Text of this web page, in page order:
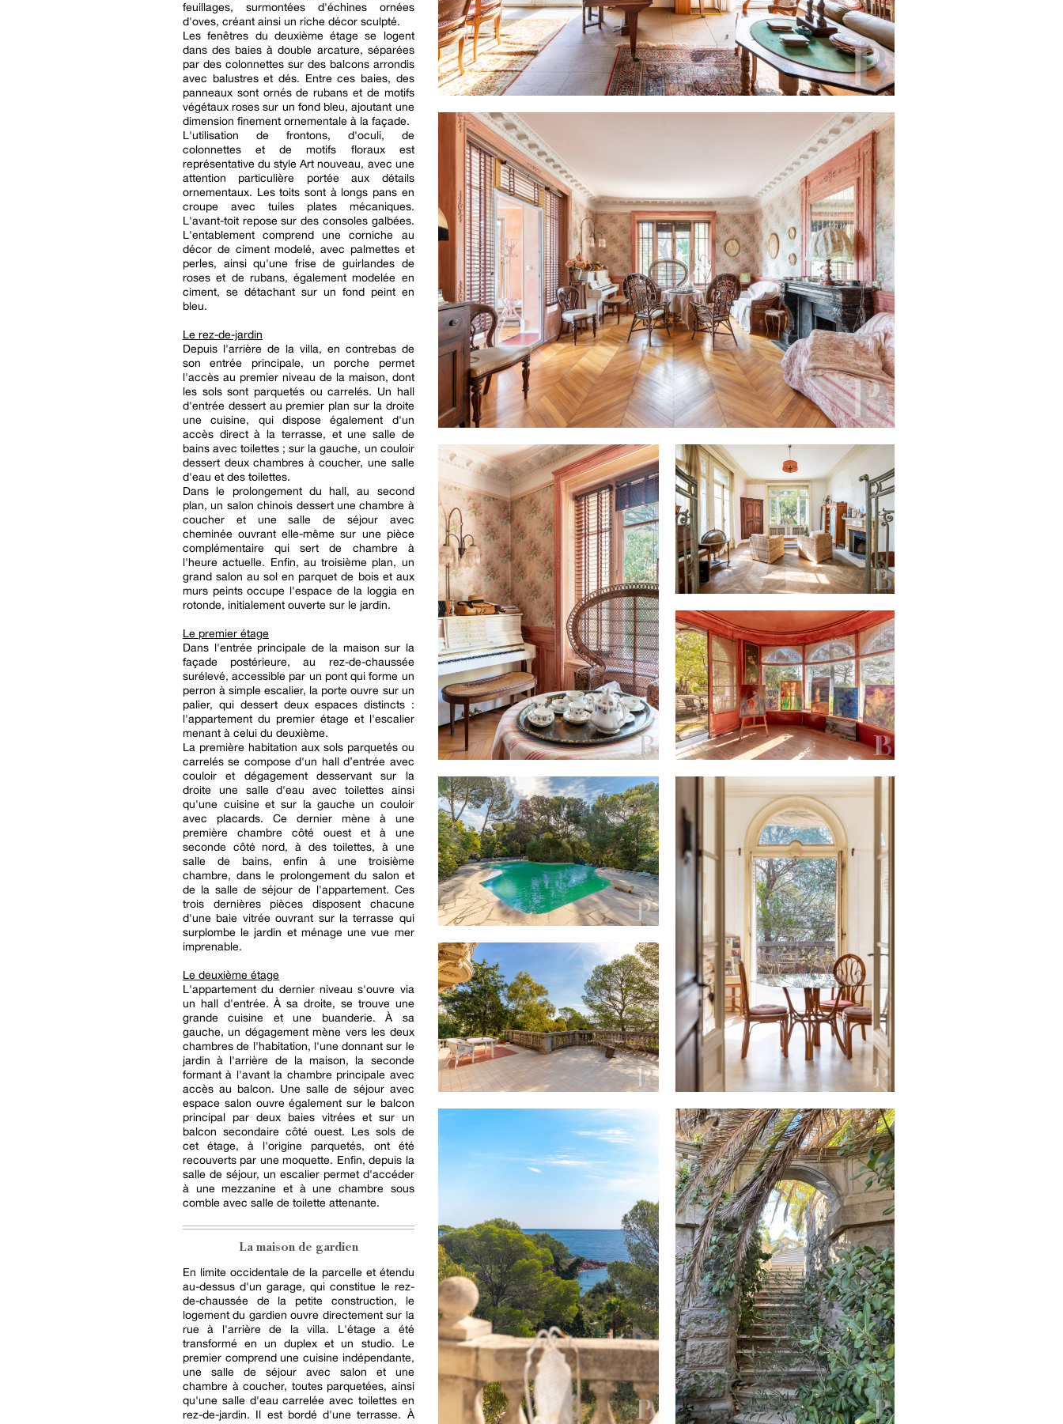
feuillages, surmontées d'échines ornées
d'oves, créant ainsi un riche décor sculpté.
Les fenêtres du deuxième étage se logent
dans des baies à double arcature, séparées
par des colonnettes sur des balcons arrondis
avec balustres et dés. Entre ces baies, des
panneaux sont ornés de rubans et de motifs
végétaux roses sur un fond bleu, ajoutant une
dimension finement ornementale à la façade.
L'utilisation de frontons, d'oculi, de
colonnettes et de motifs floraux est
représentative du style Art nouveau, avec une
attention particulière portée aux détails
ornementaux. Les toits sont à longs pans en
croupe avec tuiles plates mécaniques.
L'avant-toit repose sur des consoles galbées.
L'entablement comprend une corniche au
décor de ciment modelé, avec palmettes et
perles, ainsi qu'une frise de guirlandes de
roses et de rubans, également modelée en
ciment, se détachant sur un fond peint en
bleu.
Le rez-de-jardin
Depuis l'arrière de la villa, en contrebas de
son entrée principale, un porche permet
l'accès au premier niveau de la maison, dont
les sols sont parquetés ou carrelés. Un hall
d'entrée dessert au premier plan sur la droite
une cuisine, qui dispose également d'un
accès direct à la terrasse, et une salle de
bains avec toilettes ; sur la gauche, un couloir
dessert deux chambres à coucher, une salle
d'eau et des toilettes.
Dans le prolongement du hall, au second
plan, un salon chinois dessert une chambre à
coucher et une salle de séjour avec
cheminée ouvrant elle-même sur une pièce
complémentaire qui sert de chambre à
l'heure actuelle. Enfin, au troisième plan, un
grand salon au sol en parquet de bois et aux
murs peints occupe l'espace de la loggia en
rotonde, initialement ouverte sur le jardin.
Le premier étage
Dans l'entrée principale de la maison sur la
façade postérieure, au rez-de-chaussée
surélevé, accessible par un pont qui forme un
perron à simple escalier, la porte ouvre sur un
palier, qui dessert deux espaces distincts :
l'appartement du premier étage et l'escalier
menant à celui du deuxième.
La première habitation aux sols parquetés ou
carrelés se compose d'un hall d’entrée avec
couloir et dégagement desservant sur la
droite une salle d'eau avec toilettes ainsi
qu'une cuisine et sur la gauche un couloir
avec placards. Ce dernier mène à une
première chambre côté ouest et à une
seconde côté nord, à des toilettes, à une
salle de bains, enfin à une troisième
chambre, dans le prolongement du salon et
de la salle de séjour de l'appartement. Ces
trois dernières pièces disposent chacune
d'une baie vitrée ouvrant sur la terrasse qui
surplombe le jardin et ménage une vue mer
imprenable.
Le deuxième étage
L'appartement du dernier niveau s'ouvre via
un hall d'entrée. À sa droite, se trouve une
grande cuisine et une buanderie. À sa
gauche, un dégagement mène vers les deux
chambres de l'habitation, l'une donnant sur le
jardin à l'arrière de la maison, la seconde
formant à l'avant la chambre principale avec
accès au balcon. Une salle de séjour avec
espace salon ouvre également sur le balcon
principal par deux baies vitrées et sur un
balcon secondaire côté ouest. Les sols de
cet étage, à l'origine parquetés, ont été
recouverts par une moquette. Enfin, depuis la
salle de séjour, un escalier permet d'accéder
à une mezzanine et à une chambre sous
comble avec salle de toilette attenante.
La maison de gardien
En limite occidentale de la parcelle et étendu
au-dessus d'un garage, qui constitue le rez-
de-chaussée de la petite construction, le
logement du gardien ouvre directement sur la
rue à l'arrière de la villa. L'étage a été
transformé en un duplex et un studio. Le
premier comprend une cuisine indépendante,
une salle de séjour avec salon et une
chambre à coucher, toutes parquetées, ainsi
qu'une salle d'eau carrelée avec toilettes en
rez-de-jardin. Il est bordé d'une terrasse. À